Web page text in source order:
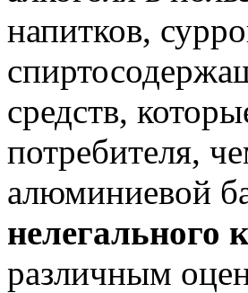
напитков,
средств,
потребителя,
алюминиевой
нелегального
различным